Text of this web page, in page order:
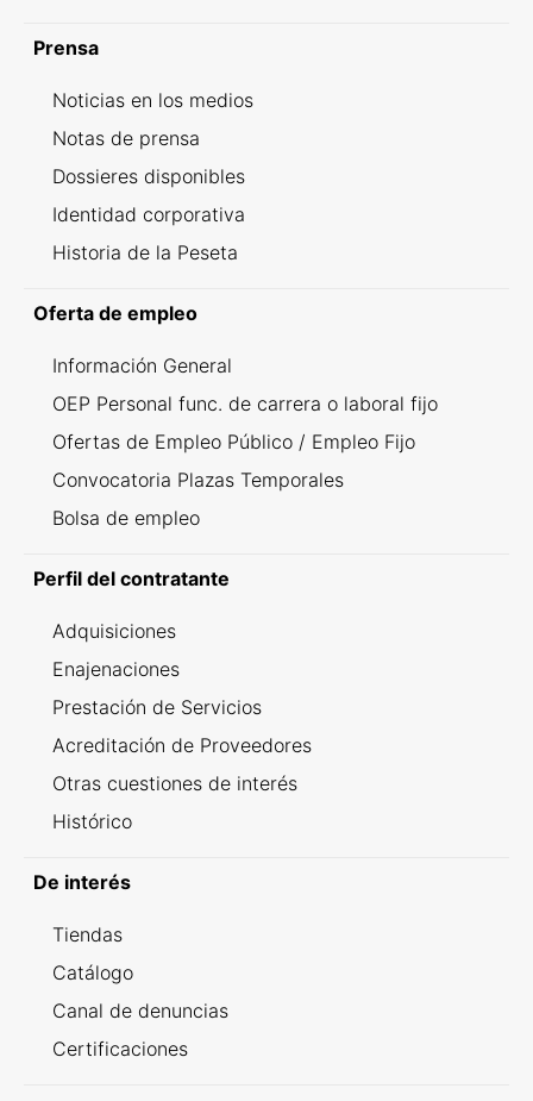
Prensa
Noticias en los medios
Notas de prensa
Dossieres disponibles
Identidad corporativa
Historia de la Peseta
Oferta de empleo
Información General
OEP Personal func. de carrera o laboral fijo
Ofertas de Empleo Público / Empleo Fijo
Convocatoria Plazas Temporales
Bolsa de empleo
Perfil del contratante
Adquisiciones
Enajenaciones
Prestación de Servicios
Acreditación de Proveedores
Otras cuestiones de interés
Histórico
De interés
Tiendas
Catálogo
Canal de denuncias
Certificaciones